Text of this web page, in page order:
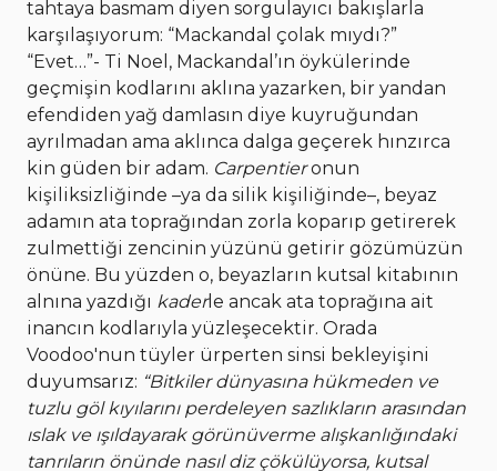
tahtaya basmam diyen sorgulayıcı bakışlarla
karşılaşıyorum: “Mackandal çolak mıydı?”
“Evet…”- Ti Noel, Mackandal’ın öykülerinde
geçmişin kodlarını aklına yazarken, bir yandan
efendiden yağ damlasın diye kuyruğundan
ayrılmadan ama aklınca dalga geçerek hınzırca
kin güden bir adam. Carpentieronun
kişiliksizliğinde –ya da silik kişiliğinde–, beyaz
adamın ata toprağından zorla koparıp getirerek
zulmettiği zencinin yüzünü getirir gözümüzün
önüne. Bu yüzden o, beyazların kutsal kitabının
alnına yazdığı kaderle ancak ata toprağına ait
inancın kodlarıyla yüzleşecektir. Orada
Voodoo'nun tüyler ürperten sinsi bekleyişini
duyumsarız: “Bitkiler dünyasına hükmeden ve
tuzlu göl kıyılarını perdeleyen sazlıkların arasından
ıslak ve ışıldayarak görünüverme alışkanlığındaki
tanrıların önünde nasıl diz çökülüyorsa, kutsal